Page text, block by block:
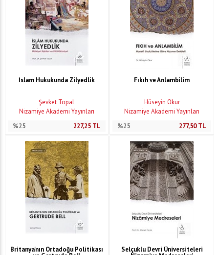
İslam Hukukunda Zilyedlik
Şevket Topal
Nizamiye Akademi Yayınları
%25
227,25TL
Fıkıh ve Anlambilim
Hüseyin Okur
Nizamiye Akademi Yayınları
%25
277,50TL
Britanya'nın Ortadoğu Politikası Selçuklu Devri Üniversiteleri